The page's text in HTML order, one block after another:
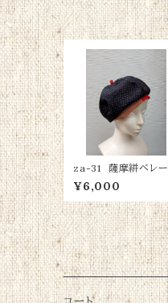
za-31 薩摩絣ベレー
帽 綿100％
¥6,000